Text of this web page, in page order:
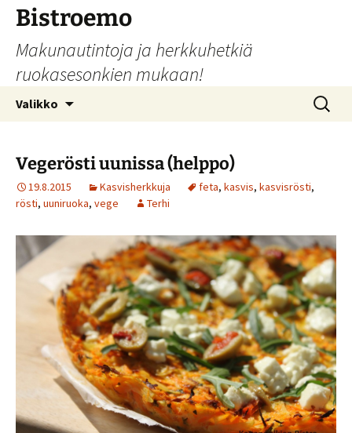
Siirry
sisältöön
Bistroemo
Makunautintoja ja herkkuhetkiä
ruokasesonkien mukaan!
Valikko Haku:
Vegerösti uunissa (helppo)
19.8.2015 Kasvisherkkuja feta, kasvis, kasvisrösti,
rösti, uuniruoka, vege Terhi